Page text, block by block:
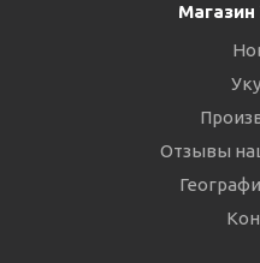
Магазин
Отзывы